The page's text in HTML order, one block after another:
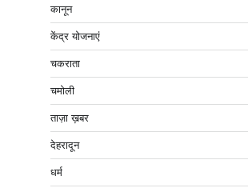
कानून
केंद्र योजनाएं
चकराता
चमोली
ताज़ा ख़बर
देहरादून
धर्म